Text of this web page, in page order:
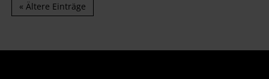
« Ältere Einträge